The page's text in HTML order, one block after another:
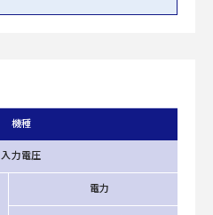
機種
入力電圧
電力